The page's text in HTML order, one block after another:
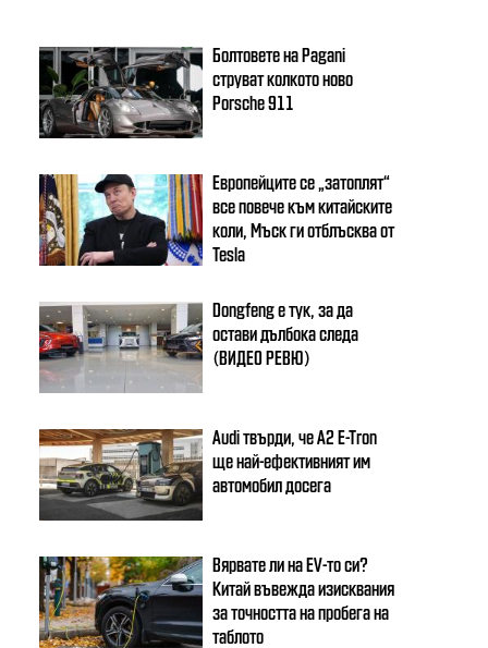
Болтовете на Pagani
струват колкото ново
Porsche 911
Европейците се „затоплят“
все повече към китайските
коли, Мъск ги отблъсква от
Tesla
Dongfeng e тук, за да
остави дълбока следа
(ВИДЕО РЕВЮ)
Audi твърди, че A2 E-Tron
ще най-ефективният им
автомобил досега
Вярвате ли на EV-то си?
Китай въвежда изисквания
за точността на пробега на
таблото